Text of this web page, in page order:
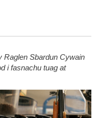
Raglen Sbardun Cywain
i fasnachu tuag at